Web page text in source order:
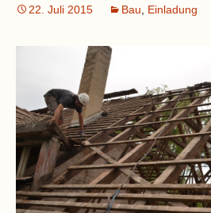
22. Juli 2015 Bau Einladung